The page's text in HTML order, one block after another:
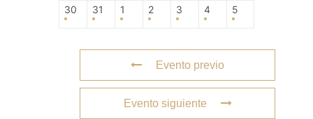
30 31 1 2 3 4 5
Evento previo
Evento siguiente